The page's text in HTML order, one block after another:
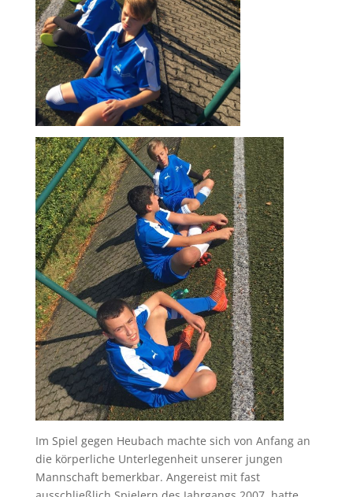
Im Spiel gegen Heubach machte sich von Anfang an
die körperliche Unterlegenheit unserer jungen
Mannschaft bemerkbar. Angereist mit fast